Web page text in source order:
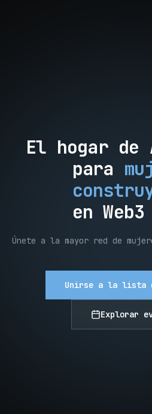
El hogar de
para
en
Únete a la mayor red de
Unirse a la lista
Explorar